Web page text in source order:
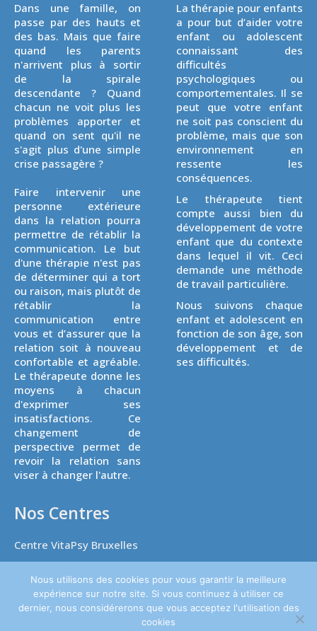
Dans une famille, on
passe par des hauts et
des bas. Mais que faire
quand les parents
n'arrivent plus à sortir
de la spirale
descendante ? Quand
chacun ne voit plus les
problèmes apporter et
quand on sent qu'il ne
s'agit plus d'une simple
crise passagère ?
Faire intervenir une
personne extérieure
dans la relation pourra
permettre de rétablir la
communication. Le but
d'une thérapie n'est pas
de déterminer qui a tort
ou raison, mais plutôt de
rétablir la
communication entre
vous et d’assurer que la
relation soit à nouveau
confortable et agréable.
Le thérapeute donne les
moyens à chacun
d'exprimer ses
insatisfactions. Ce
changement de
perspective permet de
revoir la relation sans
viser à changer l'autre.
La thérapie pour enfants
a pour but d’aider votre
enfant ou adolescent
connaissant des
difficultés
psychologiques ou
comportementales. Il se
peut que votre enfant
ne soit pas conscient du
problème, mais que son
environnement en
ressente les
conséquences.
Le thérapeute tient
compte aussi bien du
développement de votre
enfant que du contexte
dans lequel il vit. Ceci
demande une méthode
de travail particulière.
Nous suivons chaque
enfant et adolescent en
fonction de son âge, son
développement et de
ses difficultés.
Nos Centres
Centre VitaPsy Bruxelles
Thérapie de l'enfant.
Tous droits réservés. Powered
Nous utilisons des cookies pour vous garantir la meilleure
expérience sur notre site. Si vous continuez à utiliser ce
dernier, nous considérerons que vous acceptez l'utilisation des
cookies